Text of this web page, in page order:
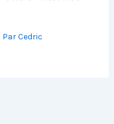
ParCedric